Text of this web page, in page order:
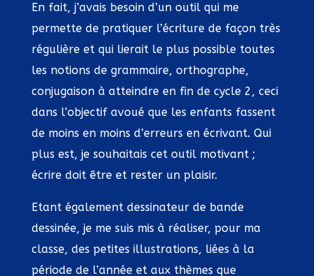
En fait, j’avais besoin d’un outil qui me
permette de pratiquer l’écriture de façon très
régulière et qui lierait le plus possible toutes
les notions de grammaire, orthographe,
conjugaison à atteindre en fin de cycle 2, ceci
dans l’objectif avoué que les enfants fassent
de moins en moins d’erreurs en écrivant. Qui
plus est, je souhaitais cet outil motivant ;
écrire doit être et rester un plaisir.
Etant également dessinateur de bande
dessinée, je me suis mis à réaliser, pour ma
classe, des petites illustrations, liées à la
période de l’année et aux thèmes que